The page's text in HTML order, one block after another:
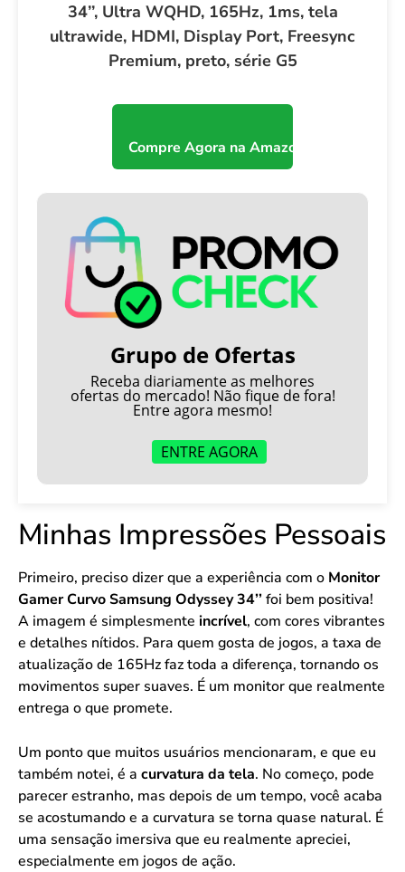
34’’, Ultra WQHD, 165Hz, 1ms, tela
ultrawide, HDMI, Display Port, Freesync
Premium, preto, série G5
Compre Agora na Amazon
Grupo de Ofertas
Receba diariamente as melhores
ofertas do mercado! Não fique de fora!
Entre agora mesmo!
ENTRE AGORA
Minhas Impressões Pessoais
Primeiro, preciso dizer que a experiência com o Monitor
Gamer Curvo Samsung Odyssey 34’’foi bem positiva!
A imagem é simplesmente incrível, com cores vibrantes
e detalhes nítidos. Para quem gosta de jogos, a taxa de
atualização de 165Hz faz toda a diferença, tornando os
movimentos super suaves. É um monitor que realmente
entrega o que promete.
Um ponto que muitos usuários mencionaram, e que eu
também notei, é a curvatura da tela. No começo, pode
parecer estranho, mas depois de um tempo, você acaba
se acostumando e a curvatura se torna quase natural. É
uma sensação imersiva que eu realmente apreciei,
especialmente em jogos de ação.